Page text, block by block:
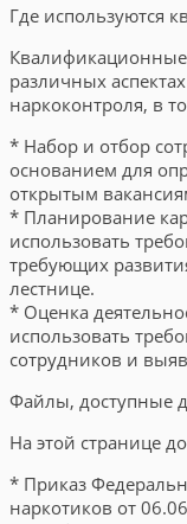
Где используются
Квалификационные
различных
наркоконтроля, в
* Набор и отбор
основанием для
открытым
* Планирование
использовать
требующих
лестнице.
* Оценка
использовать
сотрудников и
Файлы, доступные
На этой странице
* Приказ
наркотиков от